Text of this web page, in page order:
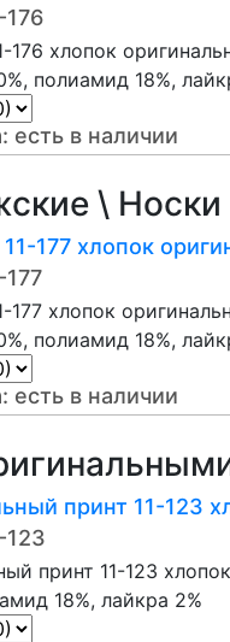
176
176 хлопок
полиамид 18%,
есть в наличии
\
177 хлопок
177
177 хлопок
полиамид 18%,
есть в наличии
принт 11-123
123
принт 11-123
18%, лайкра 2%